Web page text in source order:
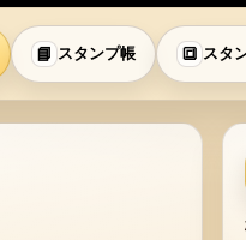
📘 スタンプ帳 🔳 スタ